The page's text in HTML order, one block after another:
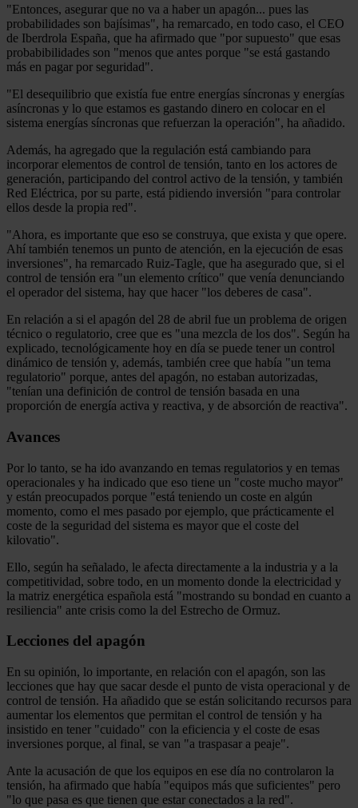
"Entonces, asegurar que no va a haber un apagón... pues las
probabilidades son bajísimas", ha remarcado, en todo caso, el CEO
de Iberdrola España, que ha afirmado que "por supuesto" que esas
probabibilidades son "menos que antes porque "se está gastando
más en pagar por seguridad".
"El desequilibrio que existía fue entre energías síncronas y energías
asíncronas y lo que estamos es gastando dinero en colocar en el
sistema energías síncronas que refuerzan la operación", ha añadido.
Además, ha agregado que la regulación está cambiando para
incorporar elementos de control de tensión, tanto en los actores de
generación, participando del control activo de la tensión, y también
Red Eléctrica, por su parte, está pidiendo inversión "para controlar
ellos desde la propia red".
"Ahora, es importante que eso se construya, que exista y que opere.
Ahí también tenemos un punto de atención, en la ejecución de esas
inversiones", ha remarcado Ruiz-Tagle, que ha asegurado que, si el
control de tensión era "un elemento crítico" que venía denunciando
el operador del sistema, hay que hacer "los deberes de casa".
En relación a si el apagón del 28 de abril fue un problema de origen
técnico o regulatorio, cree que es "una mezcla de los dos". Según ha
explicado, tecnológicamente hoy en día se puede tener un control
dinámico de tensión y, además, también cree que había "un tema
regulatorio" porque, antes del apagón, no estaban autorizadas,
"tenían una definición de control de tensión basada en una
proporción de energía activa y reactiva, y de absorción de reactiva".
Avances
Por lo tanto, se ha ido avanzando en temas regulatorios y en temas
operacionales y ha indicado que eso tiene un "coste mucho mayor"
y están preocupados porque "está teniendo un coste en algún
momento, como el mes pasado por ejemplo, que prácticamente el
coste de la seguridad del sistema es mayor que el coste del
kilovatio".
Ello, según ha señalado, le afecta directamente a la industria y a la
competitividad, sobre todo, en un momento donde la electricidad y
la matriz energética española está "mostrando su bondad en cuanto a
resiliencia" ante crisis como la del Estrecho de Ormuz.
Lecciones del apagón
En su opinión, lo importante, en relación con el apagón, son las
lecciones que hay que sacar desde el punto de vista operacional y de
control de tensión. Ha añadido que se están solicitando recursos para
aumentar los elementos que permitan el control de tensión y ha
insistido en tener "cuidado" con la eficiencia y el coste de esas
inversiones porque, al final, se van "a traspasar a peaje".
Ante la acusación de que los equipos en ese día no controlaron la
tensión, ha afirmado que había "equipos más que suficientes" pero
"lo que pasa es que tienen que estar conectados a la red".